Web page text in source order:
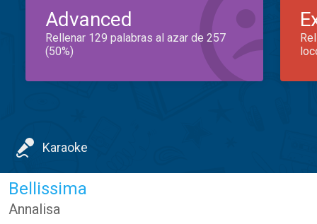
Advanced
Rellenar 129 palabras al azar de 257
(50%)
Karaoke
Bellissima
Annalisa